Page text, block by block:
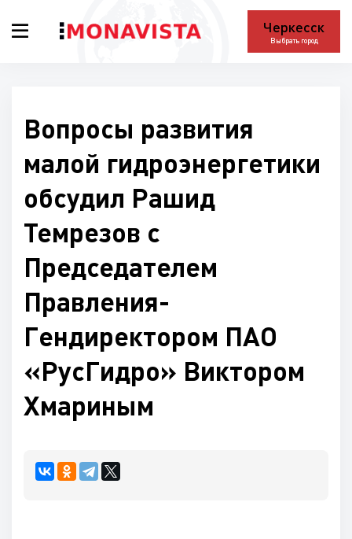
Черкесск
Выбрать город
Вопросы развития
малой гидроэнергетики
обсудил Рашид
Темрезов с
Председателем
Правления-
Гендиректором ПАО
«РусГидро» Виктором
Хмариным